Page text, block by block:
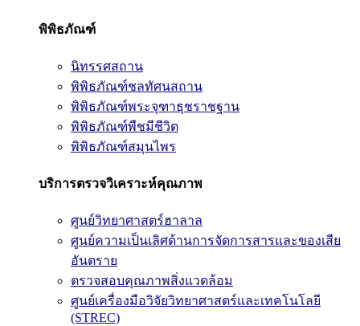
พิพิธภัณฑ์
นิทรรศสถาน
พิพิธภัณฑ์ชลทัศนสถาน
พิพิธภัณฑ์พระจุฑาธุชราชฐาน
พิพิธภัณฑ์พืชมีชีวิต
พิพิธภัณฑ์สมุนไพร
บริการตรวจวิเคราะห์คุณภาพ
ศูนย์วิทยาศาสตร์ฮาลาล
ศูนย์ความเป็นเลิศด้านการจัดการสารและของเสีย
อันตราย
ตรวจสอบคุณภาพสิ่งแวดล้อม
ศูนย์เครื่องมือวิจัยวิทยาศาสตร์และเทคโนโลยี
(STREC)